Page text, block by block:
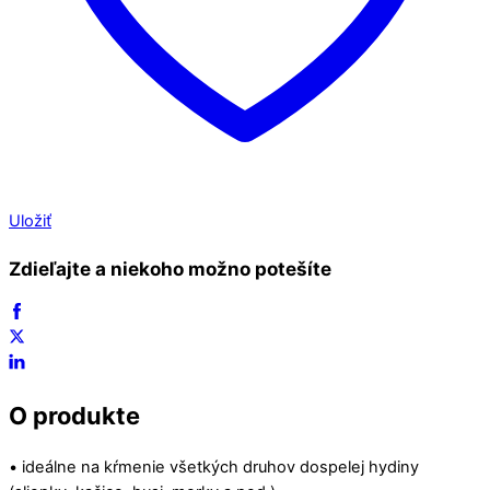
Uložiť
Zdieľajte a niekoho možno potešíte
O produkte
• ideálne na kŕmenie všetkých druhov dospelej hydiny